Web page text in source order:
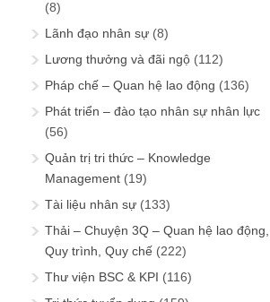
(8)
Lãnh đạo nhân sự (8)
Lương thưởng và đãi ngộ (112)
Pháp chế – Quan hệ lao động (136)
Phát triển – đào tạo nhân sự nhân lực
(56)
Quản trị tri thức – Knowledge
Management (19)
Tài liệu nhân sự (133)
Thải – Chuyện 3Q – Quan hệ lao động,
Quy trình, Quy chế (222)
Thư viện BSC & KPI (116)